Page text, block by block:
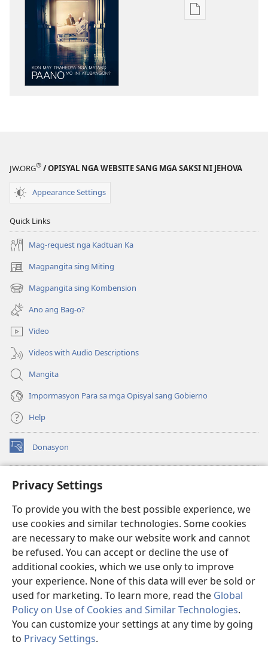
Privacy Settings
To provide you with the best possible experience, we
use cookies and similar technologies. Some cookies
are necessary to make our website work and cannot
be refused. You can accept or decline the use of
additional cookies, which we use only to improve
your experience. None of this data will ever be sold or
used for marketing. To learn more, read the Global
Policy on Use of Cookies and Similar Technologies.
You can customize your settings at any time by going
to Privacy Settings.
Mga
Trahedya
Paano
JW.ORG® / OPISYAL NGA WEBSITE SANG MGA SAKSI NI JEHOVA
Appearance Settings
Quick Links
Mag-request nga Kadtuan Ka
Magpangita sing Miting
(opens
new
window)
Magpangita sing Kombension
(opens
new
window)
Ano ang Bag-o?
Video
Videos with Audio Descriptions
Mangita
Impormasyon Para sa mga Opisyal sang Gobierno
Help
Donasyon
(opens
new
Watchtower ONLINE LIBRARY™
(opens
window)JW Hub
(opens
new
window)JW Library
Watchtower Library
Copyright© 2026 Watch Tower Bible and Tract Society of Pennsylvania.
MGA KASUGTANAN SA PAGGAMIT